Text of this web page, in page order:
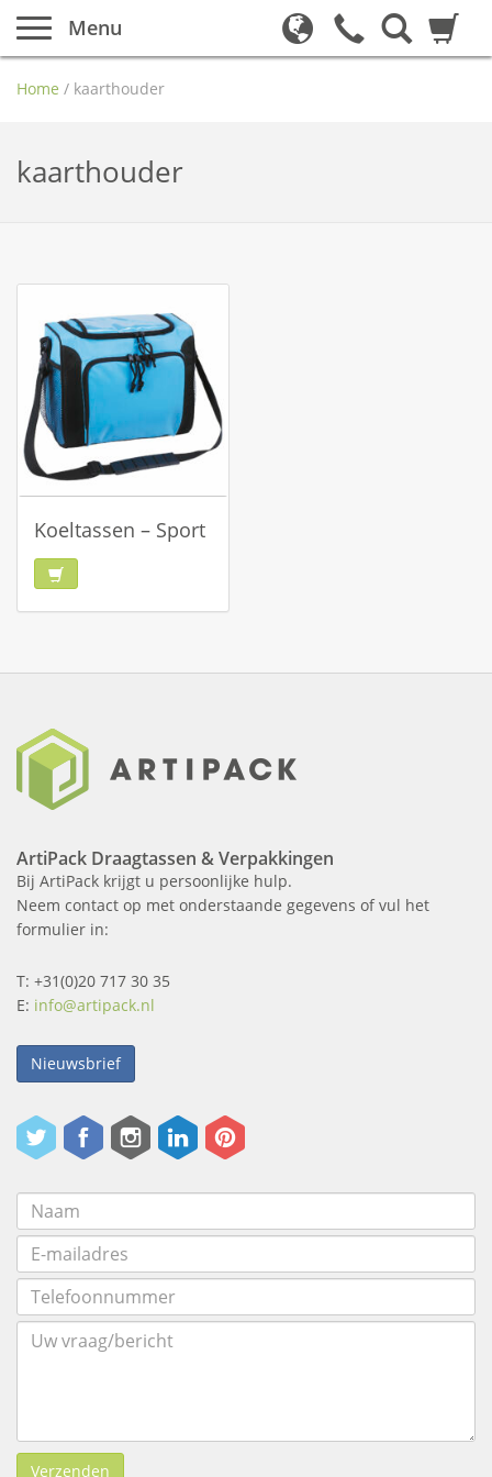
Menu
Home / kaarthouder
kaarthouder
Koeltassen – Sport
ArtiPack Draagtassen & Verpakkingen
Bij ArtiPack krijgt u persoonlijke hulp.
Neem contact op met onderstaande gegevens of vul het
formulier in:
T: +31(0)20 717 30 35
E: info@artipack.nl
Nieuwsbrief
Verzenden